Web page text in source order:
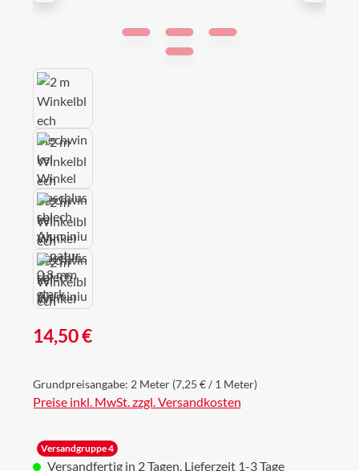
Regulärer Preis:
14,50 €
Grundpreisangabe: 2 Meter (7,25 € / 1 Meter)
Preise inkl. MwSt. zzgl. Versandkosten
Versandgruppe 4
Versandfertig in 2 Tagen, Lieferzeit 1-3 Tage